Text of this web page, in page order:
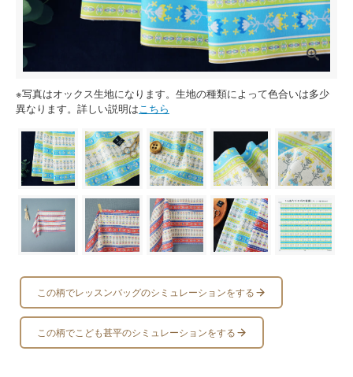
※写真はオックス生地になります。生地の種類によって色合いは多少
異なります。詳しい説明はこちら
この柄でレッスンバッグのシミュレーションをする
この柄でこども甚平のシミュレーションをする